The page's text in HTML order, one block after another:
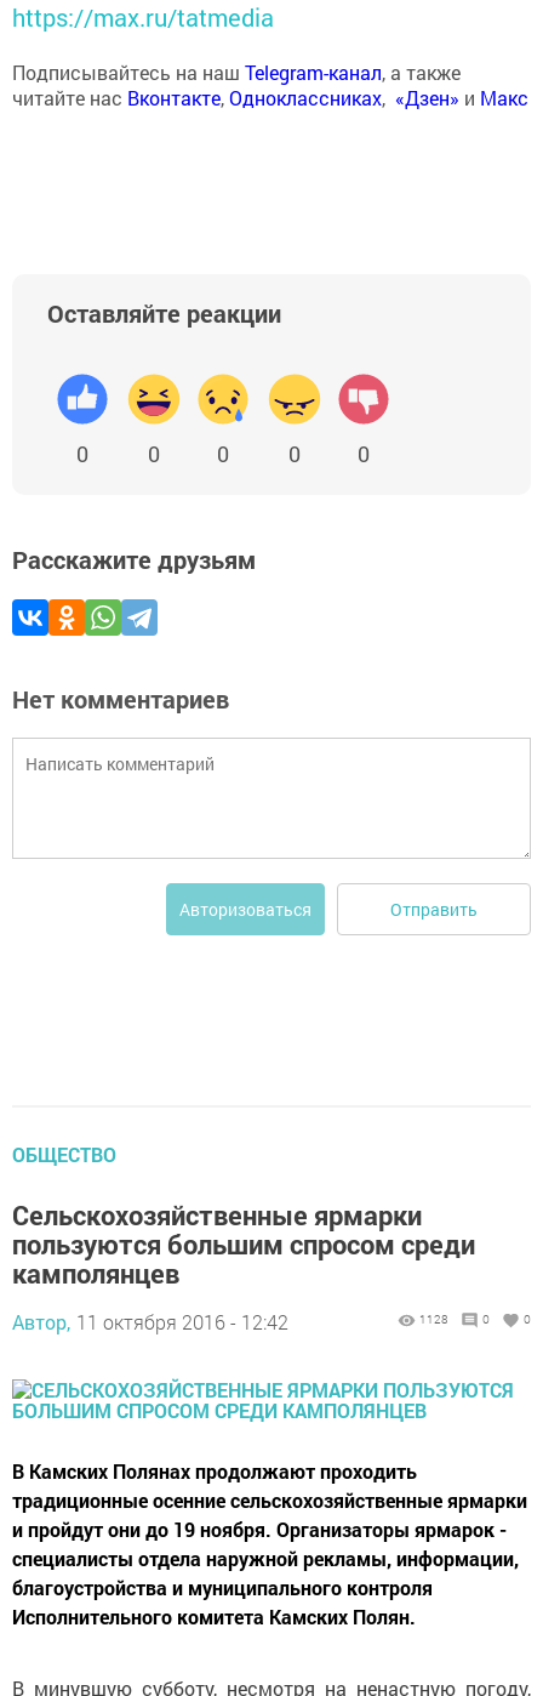
https://max.ru/tatmedia
Подписывайтесь на наш Telegram-канал, а также
читайте нас Вконтакте,Одноклассниках, «Дзен» и Макс
Оставляйте реакции
0 0 0 0 0
Расскажите друзьям
Нет комментариев
Авторизоваться Отправить
ОБЩЕСТВО
Сельскохозяйственные ярмарки
пользуются большим спросом среди
камполянцев
Автор, 11 октября 2016 - 12:42 1128 0 0
В Камских Полянах продолжают проходить
традиционные осенние сельскохозяйственные ярмарки
и пройдут они до 19 ноября. Организаторы ярмарок -
специалисты отдела наружной рекламы, информации,
благоустройства и муниципального контроля
Исполнительного комитета Камских Полян.
В минувшую субботу, несмотря на ненастную погоду,